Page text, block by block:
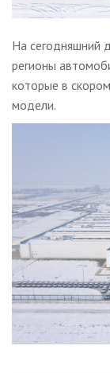
На сегодняшний
регионы
которые в
модели.